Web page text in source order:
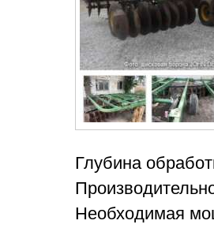
Глубина
Необходимая